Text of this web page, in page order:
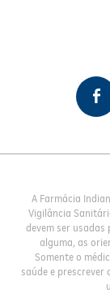
A Farmácia
Vigilância
devem ser
alguma, as
Somente o
saúde e